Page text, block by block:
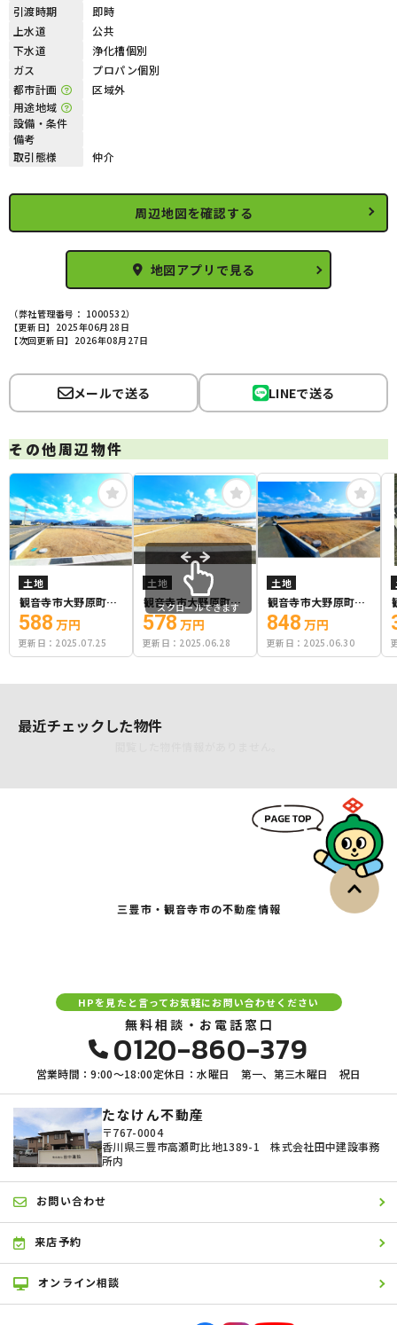
引渡時期
即時
上水道
公共
下水道
浄化槽個別
ガス
プロパン個別
都市計画
区域外
用途地域
設備・条件
備考
取引態様
仲介
周辺地図を確認する
地図アプリで見る
（弊社管理番号： 1000532）
【更新日】2025年06月28日
【次回更新日】2026年08月27日
メールで送る LINEで送る
その他周辺物件
土地
観音寺市大野原町大
野原
588 万円
更新日： 2025.07.25
土地
観音寺市大野原町大
野原
578 万円
更新日： 2025.06.28
土地
観音寺市大野原町大
野原
848 万円
更新日： 2025.06.30
スクロールできます
最近チェックした物件
三豊市・観音寺市の不動産情報
HPを見たと言ってお気軽にお問い合わせください
無料相談・お電話窓口
0120-860-379
営業時間：9:00〜18:00定休日：水曜日 第一、第三木曜日 祝日
たなけん不動産
〒767-0004
香川県三豊市高瀬町比地1389-1 株式会社田中建設事務
所内
お問い合わせ
来店予約
オンライン相談